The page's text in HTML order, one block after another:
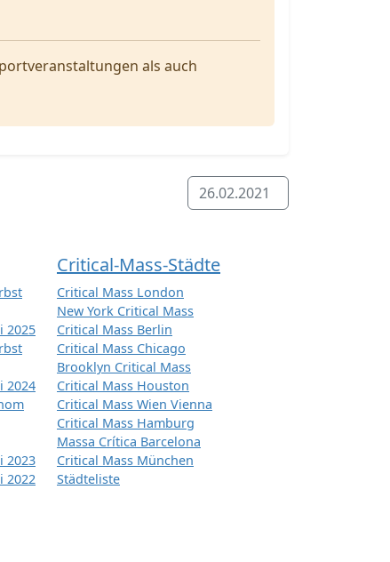
als auch
26.02.2021
2025
2024
2023
2022
Critical-Mass-Städte
Critical Mass London
New York Critical Mass
Critical Mass Berlin
Critical Mass Chicago
Brooklyn Critical Mass
Critical Mass Houston
Critical Mass Wien Vienna
Critical Mass Hamburg
Massa Crítica Barcelona
Critical Mass München
Städteliste